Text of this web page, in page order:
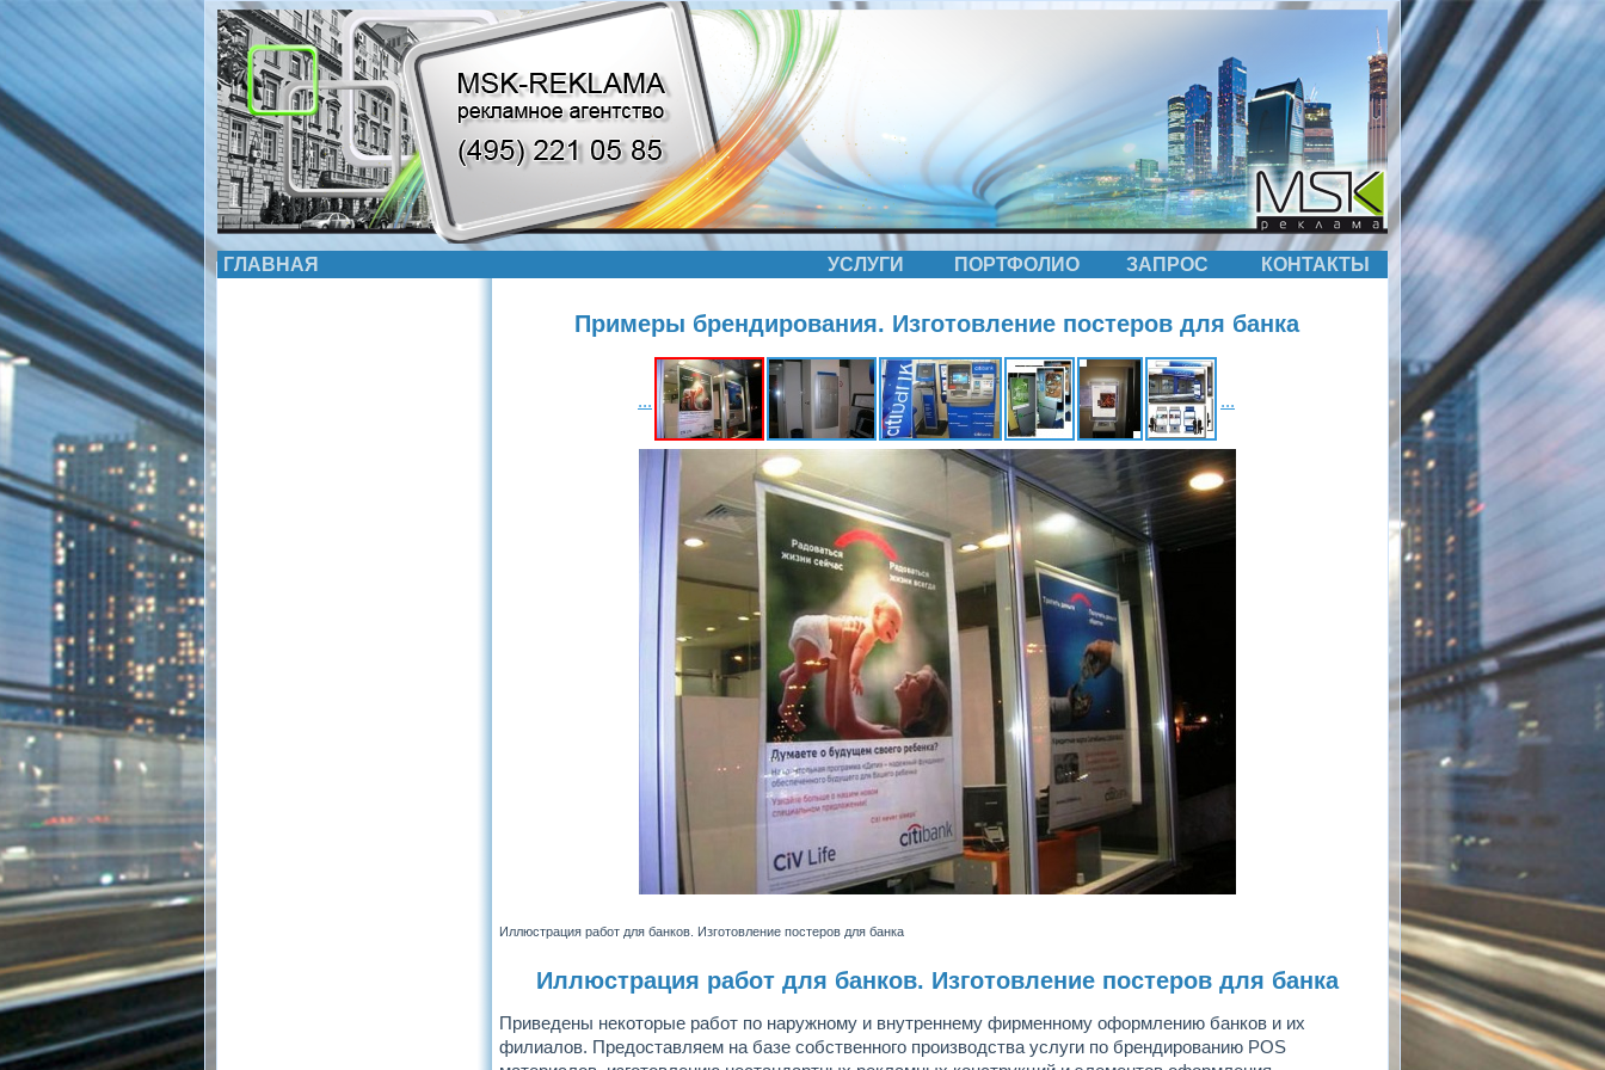
ГЛАВНАЯ УСЛУГИ ПОРТФОЛИО ЗАПРОС КОНТАКТЫ
Примеры брендирования. Изготовление постеров для банка
... ...
Иллюстрация работ для банков. Изготовление постеров для банка
Иллюстрация работ для банков. Изготовление постеров для банка
Приведены некоторые работ по наружному и внутреннему фирменному оформлению банков и их
филиалов. Предоставляем на базе собственного производства услуги по брендированию POS